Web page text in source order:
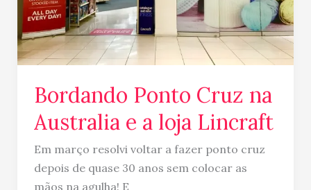
Bordando Ponto Cruz na
Australia e a loja Lincraft
Em março resolvi voltar a fazer ponto cruz
depois de quase 30 anos sem colocar as
mãos na agulha! E
Lincraft